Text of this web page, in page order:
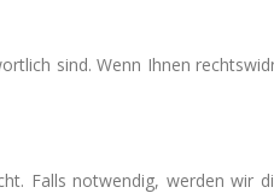
sind. Wenn Ihnen
Falls notwendig, werden wir